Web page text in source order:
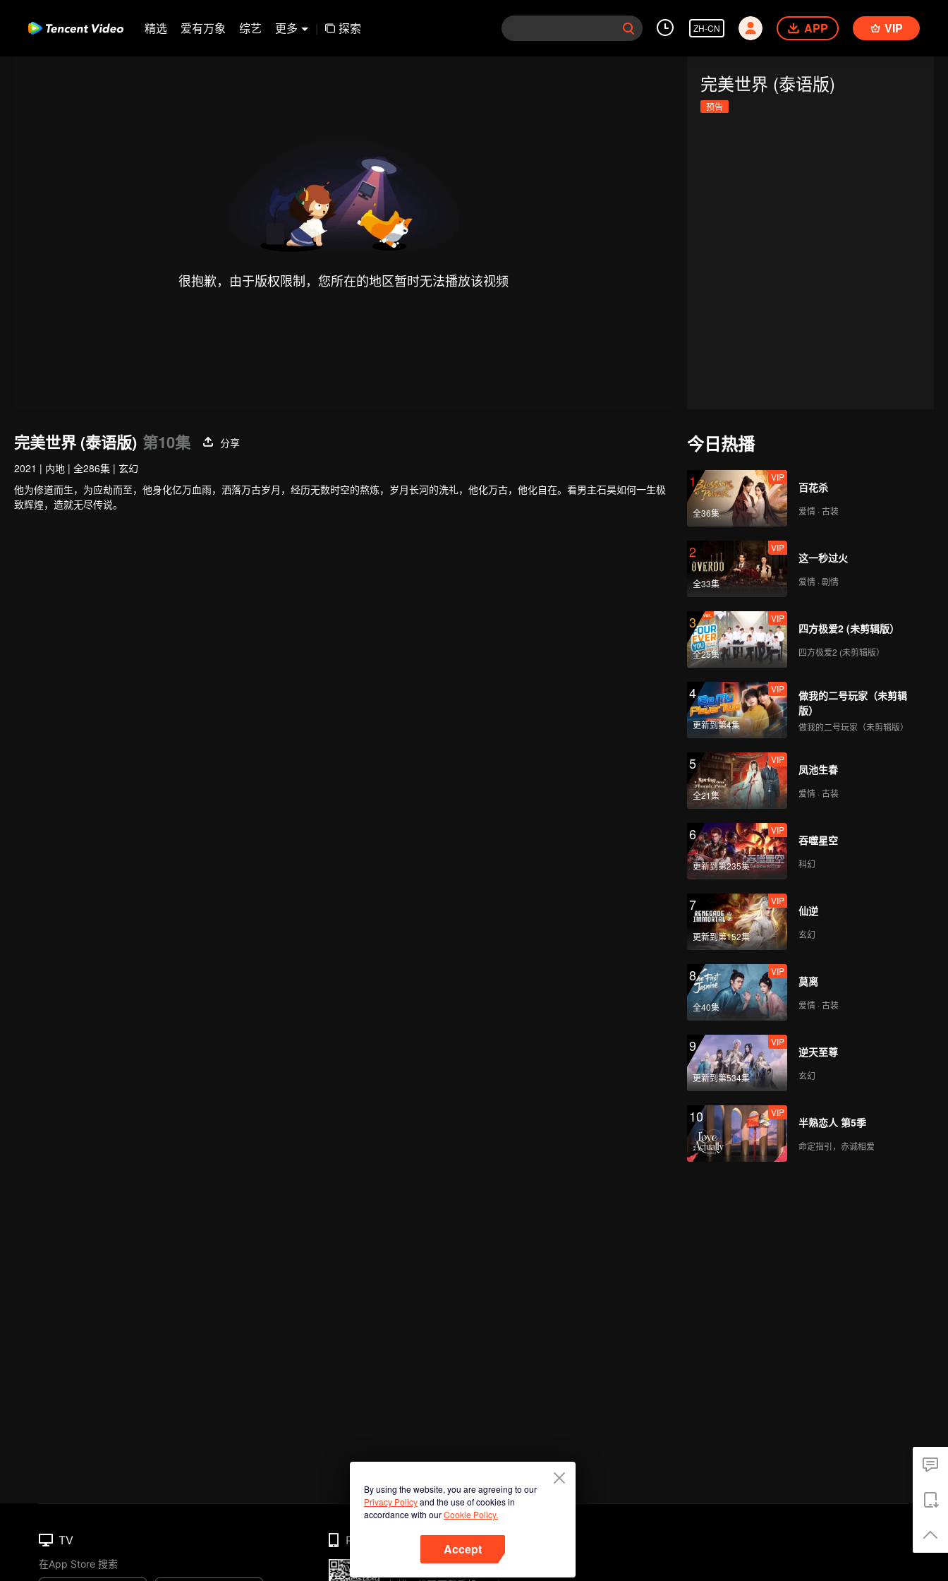
精选 爱有万象 综艺 更多 | 探索 ZH-CN APP VIP
很抱歉，由于版权限制，您所在的地区暂时无法播放该视频
完美世界 (泰语版)
预告
完美世界 (泰语版) 第10集
分享
2021 | 内地 | 全286集 | 玄幻
他为修道而生，为应劫而至，他身化亿万血雨，洒落万古岁月，经历无数时空的熬炼，岁月长河的洗礼，他化万古，他化自在。看男主石昊如何一生极
致辉煌，造就无尽传说。
今日热播
1
全36集
VIP
百花杀
爱情 · 古装
2
全33集
VIP
这一秒过火
爱情 · 剧情
3
全25集
VIP
四方极爱2 (未剪辑版）
四方极爱2 (未剪辑版）
4
更新到第4集
VIP
做我的二号玩家（未剪辑
版）
做我的二号玩家（未剪辑版）
5
全21集
VIP
凤池生春
爱情 · 古装
6
更新到第235集
VIP
吞噬星空
科幻
7
更新到第152集
VIP
仙逆
玄幻
8
全40集
VIP
莫离
爱情 · 古装
9
更新到第534集
VIP
逆天至尊
玄幻
10 VIP
半熟恋人 第5季
命定指引，赤诚相爱
By using the website, you are agreeing to our
Privacy Policyand the use of cookies in
accordance with ourCookie Policy.
Accept
TV
在App Store 搜索
Phone